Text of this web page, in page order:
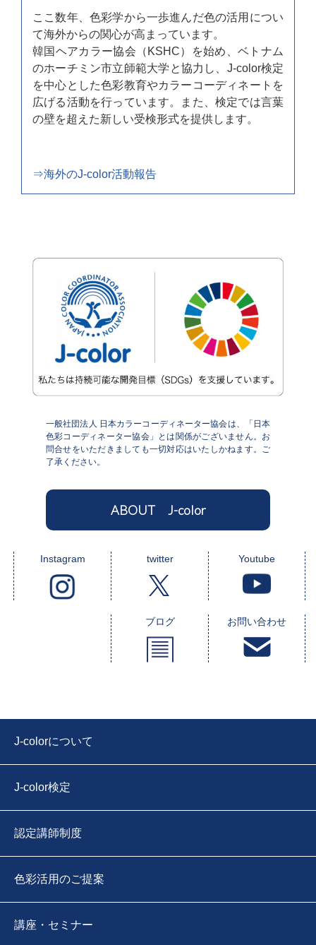
ここ数年、色彩学から一歩進んだ色の活用につい
て海外からの関心が高まっています。
韓国ヘアカラー協会（KSHC）を始め、ベトナム
のホーチミン市立師範大学と協力し、J-color検定
を中心とした色彩教育やカラーコーディネートを
広げる活動を行っています。また、検定では言葉
の壁を超えた新しい受検形式を提供します。
⇒海外のJ-color活動報告
一般社団法人 日本カラーコーディネーター協会は、「日本
色彩コーディネーター協会」とは関係がございません。お
問合せをいただきましても一切対応はいたしかねます。ご
了承ください。
ABOUT J-color
Instagram twitter Youtube
ブログ お問い合わせ
J-colorについて
J-color検定
認定講師制度
色彩活用のご提案
講座・セミナー